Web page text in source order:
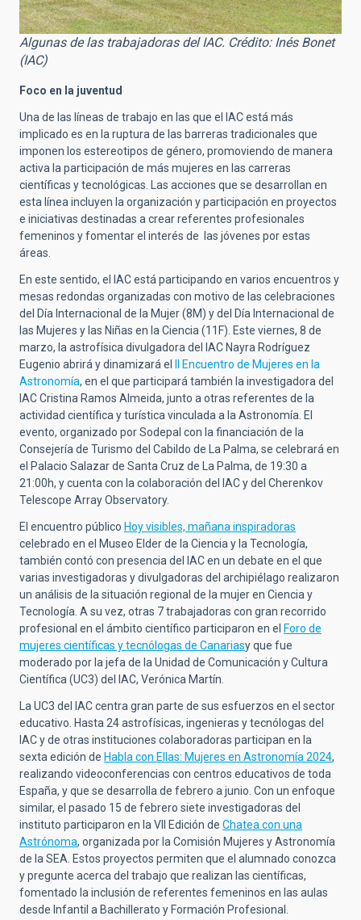
Algunas de las trabajadoras del IAC. Crédito: Inés Bonet
(IAC)
Foco en la juventud
Una de las líneas de trabajo en las que el IAC está más
implicado es en la ruptura de las barreras tradicionales que
imponen los estereotipos de género, promoviendo de manera
activa la participación de más mujeres en las carreras
científicas y tecnológicas. Las acciones que se desarrollan en
esta línea incluyen la organización y participación en proyectos
e iniciativas destinadas a crear referentes profesionales
femeninos y fomentar el interés de las jóvenes por estas
áreas.
En este sentido, el IAC está participando en varios encuentros y
mesas redondas organizadas con motivo de las celebraciones
del Día Internacional de la Mujer (8M) y del Día Internacional de
las Mujeres y las Niñas en la Ciencia (11F). Este viernes, 8 de
marzo, la astrofísica divulgadora del IAC Nayra Rodríguez
Eugenio abrirá y dinamizará el II Encuentro de Mujeres en la
Astronomía, en el que participará también la investigadora del
IAC Cristina Ramos Almeida, junto a otras referentes de la
actividad científica y turística vinculada a la Astronomía. El
evento, organizado por Sodepal con la financiación de la
Consejería de Turismo del Cabildo de La Palma, se celebrará en
el Palacio Salazar de Santa Cruz de La Palma, de 19:30 a
21:00h, y cuenta con la colaboración del IAC y del Cherenkov
Telescope Array Observatory.
El encuentro público Hoy visibles, mañana inspiradoras
celebrado en el Museo Elder de la Ciencia y la Tecnología,
también contó con presencia del IAC en un debate en el que
varias investigadoras y divulgadoras del archipiélago realizaron
un análisis de la situación regional de la mujer en Ciencia y
Tecnología. A su vez, otras 7 trabajadoras con gran recorrido
profesional en el ámbito científico participaron en el Foro de
mujeres científicas y tecnólogas de Canariasy que fue
moderado por la jefa de la Unidad de Comunicación y Cultura
Científica (UC3) del IAC, Verónica Martín.
La UC3 del IAC centra gran parte de sus esfuerzos en el sector
educativo. Hasta 24 astrofísicas, ingenieras y tecnólogas del
IAC y de otras instituciones colaboradoras participan en la
sexta edición de Habla con Ellas: Mujeres en Astronomía 2024,
realizando videoconferencias con centros educativos de toda
España, y que se desarrolla de febrero a junio. Con un enfoque
similar, el pasado 15 de febrero siete investigadoras del
instituto participaron en la VII Edición de Chatea con una
Astrónoma, organizada por la Comisión Mujeres y Astronomía
de la SEA. Estos proyectos permiten que el alumnado conozca
y pregunte acerca del trabajo que realizan las científicas,
fomentado la inclusión de referentes femeninos en las aulas
desde Infantil a Bachillerato y Formación Profesional.